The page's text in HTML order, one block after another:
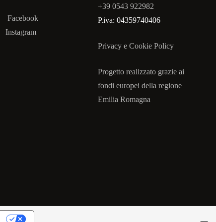
Facebook
Instagram
+39 0543 922982
P.iva: 04359740406
Privacy e Cookie Policy
Progetto realizzato grazie ai
fondi europei della regione
Emilia Romagna